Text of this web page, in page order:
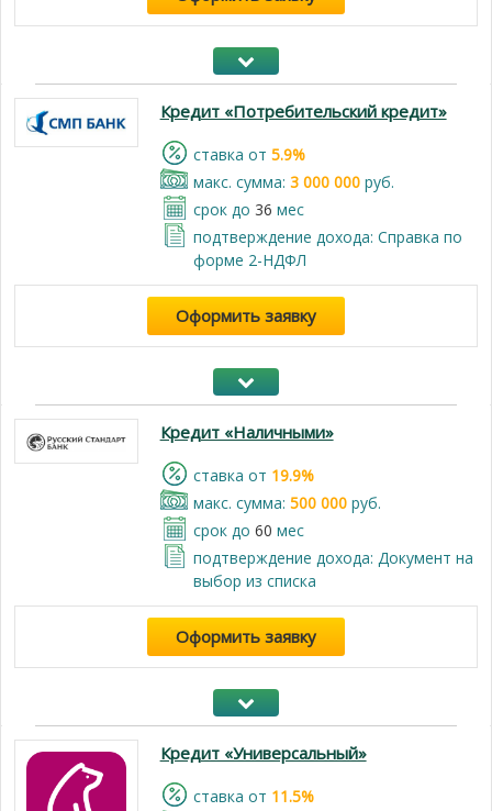
Кредит «Потребительский кредит»
cтавка от 5.9%
макс. сумма: 3 000 000руб.
срок до 36 мес
подтверждение дохода: Справка по
форме 2-НДФЛ
Оформить заявку
Кредит «Наличными»
cтавка от 19.9%
макс. сумма: 500 000руб.
срок до 60 мес
подтверждение дохода: Документ на
выбор из списка
Оформить заявку
Кредит «Универсальный»
cтавка от 11.5%